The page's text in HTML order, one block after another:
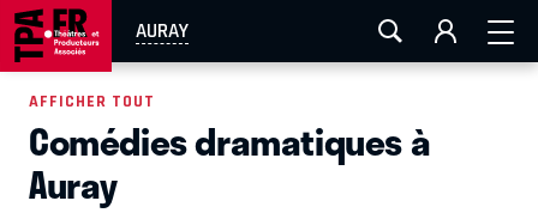
AURAY
AIX-MARSEILLE LA ROCHELLE
EN TOURNÉE
AFFICHER TOUT
Comédies dramatiques à
Auray